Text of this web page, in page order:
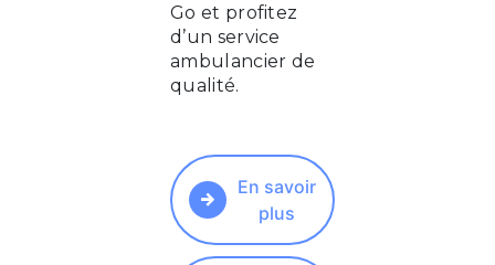
Go et profitez
d’un service
ambulancier de
qualité.
En savoir
plus